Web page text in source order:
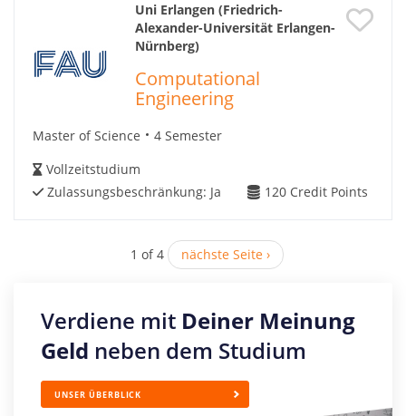
Uni Erlangen (Friedrich-
Alexander-Universität Erlangen-
Nürnberg)
Computational
Engineering
Master of Science
4 Semester
Vollzeitstudium
Zulassungsbeschränkung: Ja 120 Credit Points
1 of 4 nächste Seite ›
Verdiene mit Deiner Meinung
Geld neben dem Studium
UNSER ÜBERBLICK